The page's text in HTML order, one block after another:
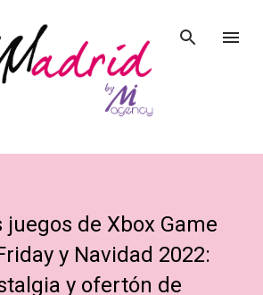
Ir al contenido principal
juegos de Xbox Game
y Navidad 2022:
y ofertón de